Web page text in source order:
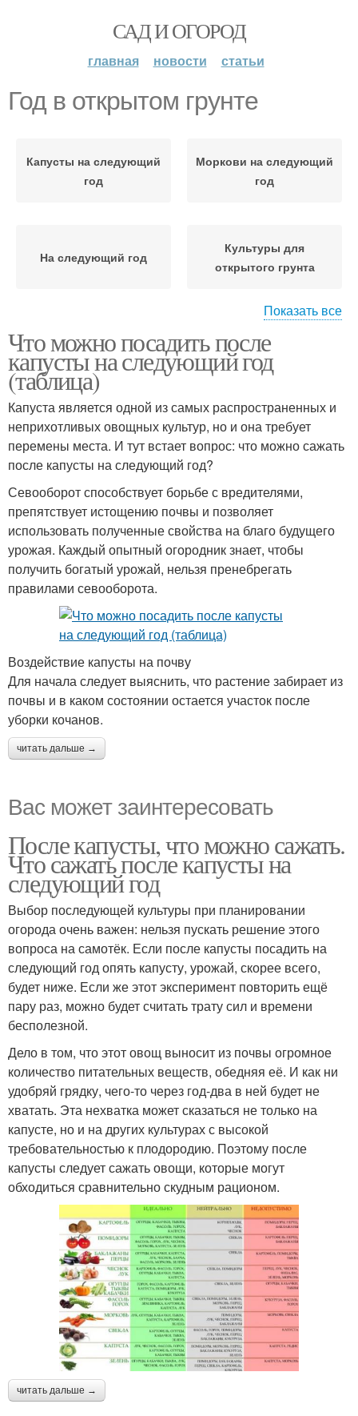
САД И ОГОРОД
главная новости статьи
Год в открытом грунте
Капусты на следующий
год
Моркови на следующий
год
На следующий год
Культуры для
открытого грунта
грунте
Лука на следующий год
Огурцов на следующий
год
Показать все
Что можно посадить после
капусты на следующий год
(таблица)
Капуста является одной из самых распространенных и
неприхотливых овощных культур, но и она требует
перемены места. И тут встает вопрос: что можно сажать
после капусты на следующий год?
Севооборот способствует борьбе с вредителями,
препятствует истощению почвы и позволяет
использовать полученные свойства на благо будущего
урожая. Каждый опытный огородник знает, чтобы
получить богатый урожай, нельзя пренебрегать
правилами севооборота.
Воздействие капусты на почву
Для начала следует выяснить, что растение забирает из
почвы и в каком состоянии остается участок после
уборки кочанов.
читать дальше →
Вас может заинтересовать
После капусты, что можно сажать.
Что сажать после капусты на
следующий год
Выбор последующей культуры при планировании
огорода очень важен: нельзя пускать решение этого
вопроса на самотёк. Если после капусты посадить на
следующий год опять капусту, урожай, скорее всего,
будет ниже. Если же этот эксперимент повторить ещё
пару раз, можно будет считать трату сил и времени
бесполезной.
Дело в том, что этот овощ выносит из почвы огромное
количество питательных веществ, обедняя её. И как ни
удобряй грядку, чего-то через год-два в ней будет не
хватать. Эта нехватка может сказаться не только на
капусте, но и на других культурах с высокой
требовательностью к плодородию. Поэтому после
капусты следует сажать овощи, которые могут
обходиться сравнительно скудным рационом.
читать дальше →